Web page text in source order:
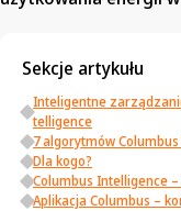
Sekcje artykułu
Inteligentne
telligence
7 algorytmów
Dla kogo?
Columbus Intelligence
Aplikacja Columbus –